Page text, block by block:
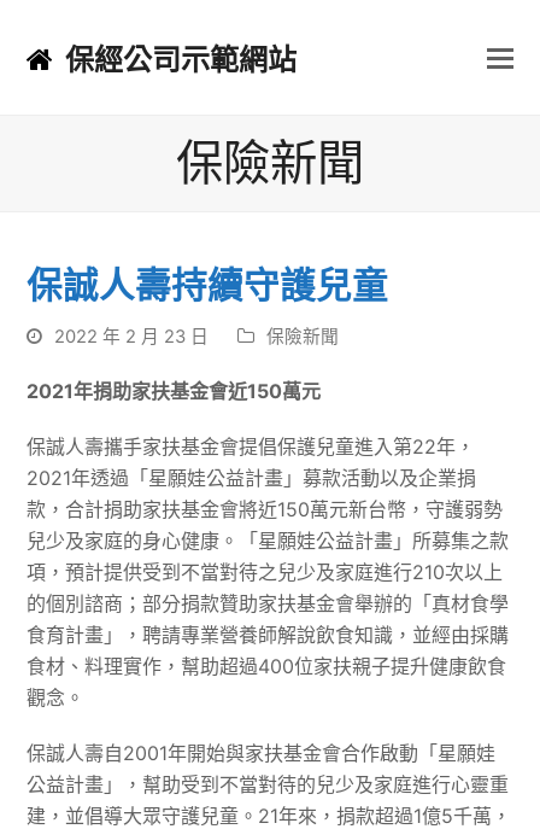
保經公司示範網站
保險新聞
保誠人壽持續守護兒童
2022 年 2 月 23 日 保險新聞
2021年捐助家扶基金會近150萬元
保誠人壽攜手家扶基金會提倡保護兒童進入第22年，
2021年透過「星願娃公益計畫」募款活動以及企業捐
款，合計捐助家扶基金會將近150萬元新台幣，守護弱勢
兒少及家庭的身心健康。「星願娃公益計畫」所募集之款
項，預計提供受到不當對待之兒少及家庭進行210次以上
的個別諮商；部分捐款贊助家扶基金會舉辦的「真材食學
食育計畫」，聘請專業營養師解說飲食知識，並經由採購
食材、料理實作，幫助超過400位家扶親子提升健康飲食
觀念。
保誠人壽自2001年開始與家扶基金會合作啟動「星願娃
公益計畫」，幫助受到不當對待的兒少及家庭進行心靈重
建，並倡導大眾守護兒童。21年來，捐款超過1億5千萬，